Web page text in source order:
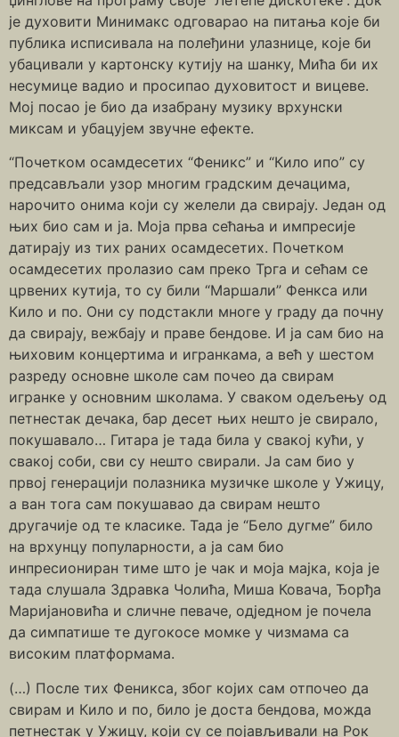
је духовити Минимакс одговарао на питања које би
публика исписивала на полеђини улазнице, које би
убацивали у картонску кутију на шанку, Мића би их
несумице вадио и просипао духовитост и вицеве.
Мој посао је био да изабрану музику врхунски
миксам и убацујем звучне ефекте.
“Почетком осамдесетих “Феникс” и “Кило ипо” су
предсављали узор многим градским дечацима,
нарочито онима који су желели да свирају. Један од
њих био сам и ја. Моја прва сећања и импресије
датирају из тих раних осамдесетих. Почетком
осамдесетих пролазио сам преко Трга и сећам се
црвених кутија, то су били “Маршали” Фенкса или
Кило и по. Они су подстакли многе у граду да почну
да свирају, вежбају и праве бендове. И ја сам био на
њиховим концертима и игранкама, а већ у шестом
разреду основне школе сам почео да свирам
игранке у основним школама. У сваком одељењу од
петнестак дечака, бар десет њих нешто је свирало,
покушавало… Гитара је тада била у свакој кући, у
свакој соби, сви су нешто свирали. Ја сам био у
првој генерацији полазника музичке школе у Ужицу,
а ван тога сам покушавао да свирам нешто
другачије од те класике. Тада је “Бело дугме” било
на врхунцу популарности, а ја сам био
инпресиониран тиме што је чак и моја мајка, која је
тада слушала Здравка Чолића, Миша Ковача, Ђорђа
Маријановића и сличне певаче, одједном је почела
да симпатише те дугокосе момке у чизмама са
високим платформама.
(…) После тих Феникса, због којих сам отпочео да
свирам и Кило и по, било је доста бендова, можда
петнестак у Ужицу, који су се појављивали на Рок